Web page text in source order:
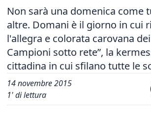
Non sarà una domenica come
altre. Domani è il giorno in cui
l'allegra e colorata carovana dei
Campioni sotto rete”, la
cittadina in cui sfilano tutte le
14 novembre 2015
1' di lettura